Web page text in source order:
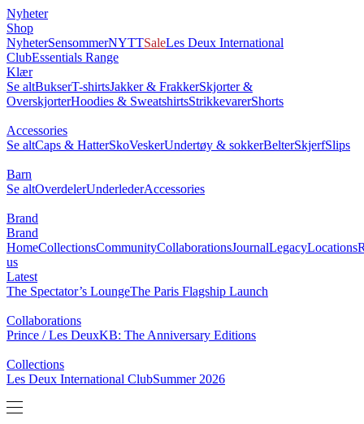
Nyheter
Shop
NyheterSensommerNYTTSaleLes Deux International
ClubEssentials Range
Klær
Se altBukserT-shirtsJakker & FrakkerSkjorter &
OverskjorterHoodies & SweatshirtsStrikkevarerShorts
Accessories
Se altCaps & HatterSkoVeskerUndertøy & sokkerBelterSkjerfSlips
Barn
Se altOverdelerUnderlederAccessories
Brand
Brand
HomeCollectionsCommunityCollaborationsJournalLegacyLocations
us
Latest
The Spectator’s LoungeThe Paris Flagship Launch
Collaborations
Prince / Les DeuxKB: The Anniversary Editions
Collections
Les Deux International ClubSummer 2026